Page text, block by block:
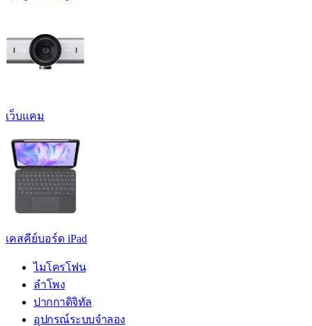
เว็บแคม
เคสคีย์บอร์ด iPad
ไมโครโฟน
ลำโพง
ปากกาดิจิทัล
อุปกรณ์ระบบจำลอง